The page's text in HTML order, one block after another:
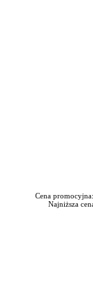
nowym oknie
Cena
Najniższa